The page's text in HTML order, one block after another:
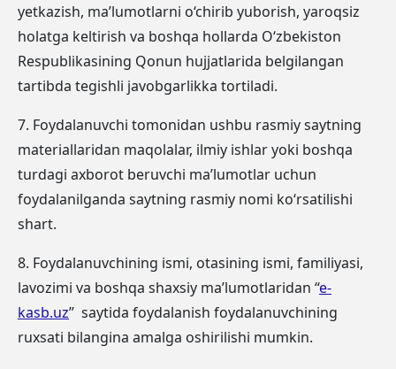
yetkazish, maʼlumotlarni o‘chirib yuborish, yaroqsiz
holatga keltirish va boshqa hollarda O‘zbekiston
Respublikasining Qonun hujjatlarida belgilangan
tartibda tegishli javobgarlikka tortiladi.
7. Foydalanuvchi tomonidan ushbu rasmiy saytning
materiallaridan maqolalar, ilmiy ishlar yoki boshqa
turdagi axborot beruvchi maʼlumotlar uchun
foydalanilganda saytning rasmiy nomi ko‘rsatilishi
shart.
8. Foydalanuvchining ismi, otasining ismi, familiyasi,
lavozimi va boshqa shaxsiy maʼlumotlaridan “e-
kasb.uz” saytida foydalanish foydalanuvchining
ruxsati bilangina amalga oshirilishi mumkin.